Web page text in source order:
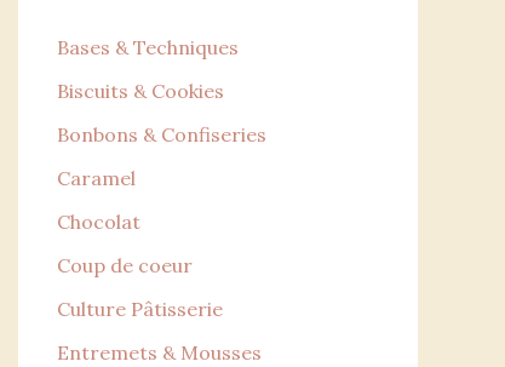
Bases & Techniques
Biscuits & Cookies
Bonbons & Confiseries
Caramel
Chocolat
Coup de coeur
Culture Pâtisserie
Entremets & Mousses